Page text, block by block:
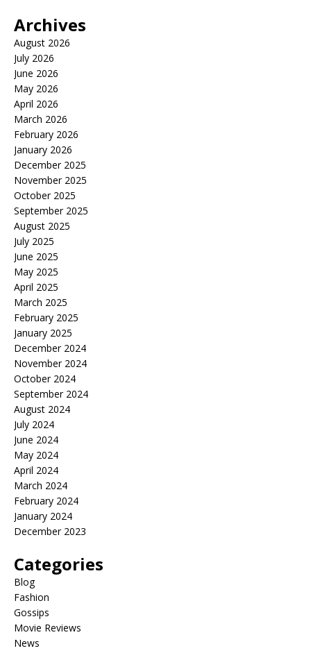
Archives
August 2026
July 2026
June 2026
May 2026
April 2026
March 2026
February 2026
January 2026
December 2025
November 2025
October 2025
September 2025
August 2025
July 2025
June 2025
May 2025
April 2025
March 2025
February 2025
January 2025
December 2024
November 2024
October 2024
September 2024
August 2024
July 2024
June 2024
May 2024
April 2024
March 2024
February 2024
January 2024
December 2023
Categories
Blog
Fashion
Gossips
Movie Reviews
News